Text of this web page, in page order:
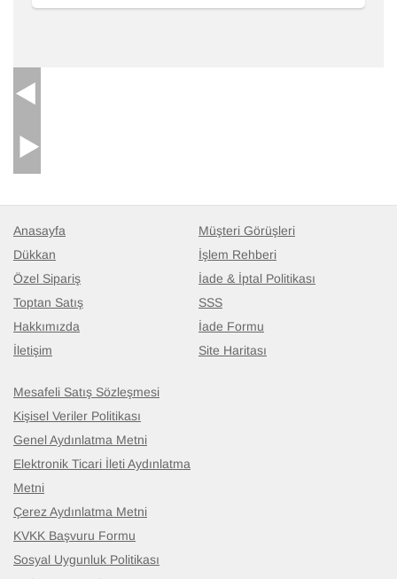
9.482
Anasayfa
Dükkan
Özel Sipariş
Toptan Satış
Hakkımızda
İletişim
Müşteri Görüşleri
İşlem Rehberi
İade & İptal Politikası
SSS
İade Formu
Site Haritası
Mesafeli Satış Sözleşmesi
Kişisel Veriler Politikası
Genel Aydınlatma Metni
Elektronik Ticari İleti Aydınlatma
Metni
Çerez Aydınlatma Metni
KVKK Başvuru Formu
Sosyal Uygunluk Politikası